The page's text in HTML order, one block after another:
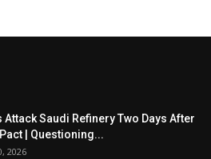
Attack Saudi Refinery Two Days After
| Questioning...
2026